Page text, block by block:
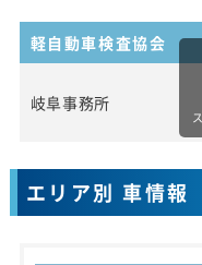
軽自動車検査協会
岐阜事務所
エリア別 車情報